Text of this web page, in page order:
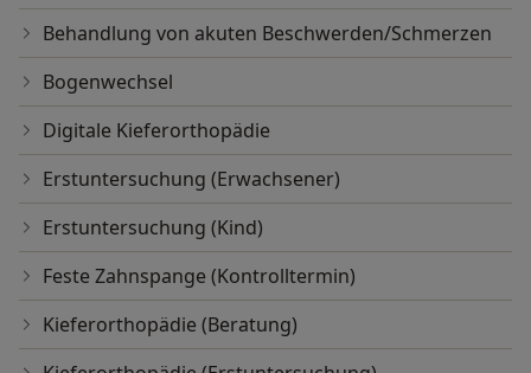
Behandlung von akuten Beschwerden/Schmerzen
Bogenwechsel
Digitale Kieferorthopädie
Erstuntersuchung (Erwachsener)
Erstuntersuchung (Kind)
Feste Zahnspange (Kontrolltermin)
Kieferorthopädie (Beratung)